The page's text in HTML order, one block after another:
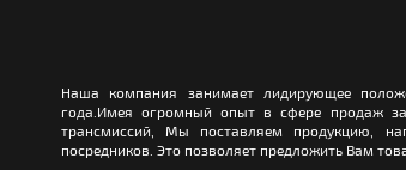
Наша компания занимает лидирующее
года.Имея огромный опыт в сфере продаж
трансмиссий, Мы поставляем продукцию,
посредников. Это позволяет предложить Вам